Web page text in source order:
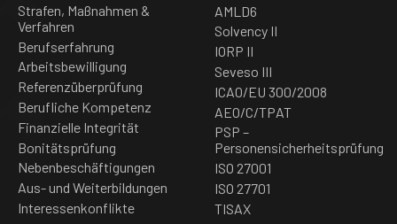
Strafen, Maßnahmen &
Verfahren
Berufserfahrung
Arbeitsbewilligung
Referenzüberprüfung
Berufliche Kompetenz
Finanzielle Integrität
Bonitätsprüfung
Nebenbeschäftigungen
Aus- und Weiterbildungen
Interessenkonflikte
AMLD6
Solvency II
IORP II
Seveso III
ICAO/EU 300/2008
AEO/C/TPAT
PSP –
Personensicherheitsprüfung
ISO 27001
ISO 27701
TISAX